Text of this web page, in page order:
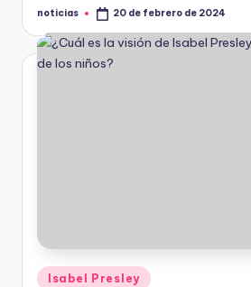
Publicado
noticias 20 de febrero de 2024
Publicado
Isabel Presley